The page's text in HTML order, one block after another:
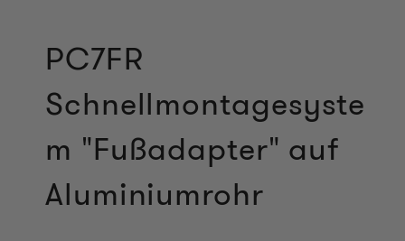
PC7FR
Schnellmontagesyste
m "Fußadapter" auf
Aluminiumrohr